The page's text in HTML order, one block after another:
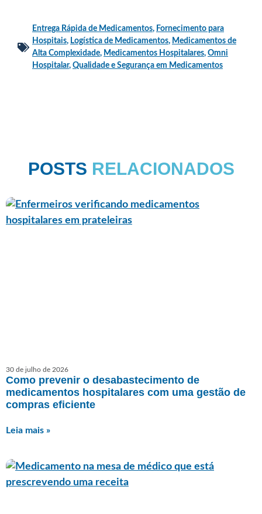
Entrega Rápida de Medicamentos, Fornecimento para
Hospitais, Logística de Medicamentos, Medicamentos de
Alta Complexidade, Medicamentos Hospitalares, Omni
Hospitalar, Qualidade e Segurança em Medicamentos
POSTS RELACIONADOS
Como prevenir o desabastecimento de
medicamentos hospitalares com uma gestão de
compras eficiente
30 de julho de 2026
Leia mais »